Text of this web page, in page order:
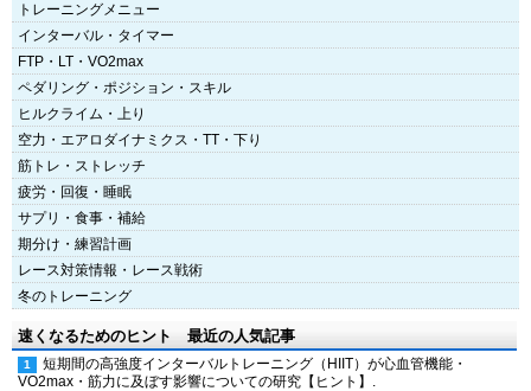
トレーニングメニュー
インターバル・タイマー
FTP・LT・VO2max
ペダリング・ポジション・スキル
ヒルクライム・上り
空力・エアロダイナミクス・TT・下り
筋トレ・ストレッチ
疲労・回復・睡眠
サプリ・食事・補給
期分け・練習計画
レース対策情報・レース戦術
冬のトレーニング
速くなるためのヒント 最近の人気記事
短期間の高強度インターバルトレーニング（HIIT）が心血管機能・
VO2max・筋力に及ぼす影響についての研究【ヒント】.